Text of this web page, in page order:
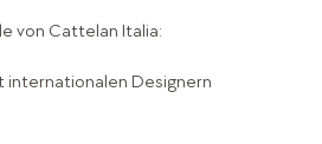
von Cattelan Italia:
Designern